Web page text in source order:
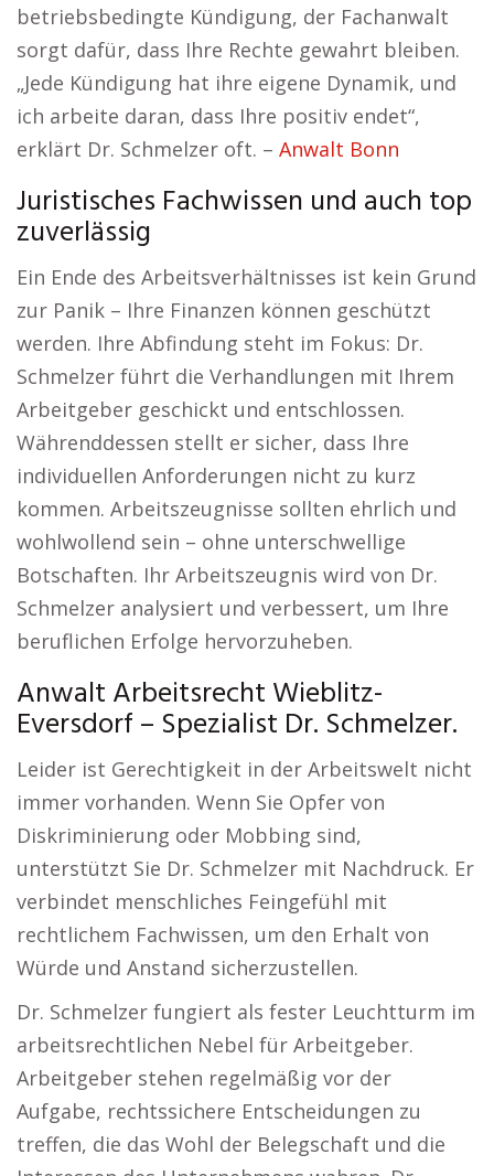
betriebsbedingte Kündigung, der Fachanwalt
sorgt dafür, dass Ihre Rechte gewahrt bleiben.
„Jede Kündigung hat ihre eigene Dynamik, und
ich arbeite daran, dass Ihre positiv endet“,
erklärt Dr. Schmelzer oft. – Anwalt Bonn
Juristisches Fachwissen und auch top
zuverlässig
Ein Ende des Arbeitsverhältnisses ist kein Grund
zur Panik – Ihre Finanzen können geschützt
werden. Ihre Abfindung steht im Fokus: Dr.
Schmelzer führt die Verhandlungen mit Ihrem
Arbeitgeber geschickt und entschlossen.
Währenddessen stellt er sicher, dass Ihre
individuellen Anforderungen nicht zu kurz
kommen. Arbeitszeugnisse sollten ehrlich und
wohlwollend sein – ohne unterschwellige
Botschaften. Ihr Arbeitszeugnis wird von Dr.
Schmelzer analysiert und verbessert, um Ihre
beruflichen Erfolge hervorzuheben.
Anwalt Arbeitsrecht Wieblitz-
Eversdorf – Spezialist Dr. Schmelzer.
Leider ist Gerechtigkeit in der Arbeitswelt nicht
immer vorhanden. Wenn Sie Opfer von
Diskriminierung oder Mobbing sind,
unterstützt Sie Dr. Schmelzer mit Nachdruck. Er
verbindet menschliches Feingefühl mit
rechtlichem Fachwissen, um den Erhalt von
Würde und Anstand sicherzustellen.
Dr. Schmelzer fungiert als fester Leuchtturm im
arbeitsrechtlichen Nebel für Arbeitgeber.
Arbeitgeber stehen regelmäßig vor der
Aufgabe, rechtssichere Entscheidungen zu
treffen, die das Wohl der Belegschaft und die